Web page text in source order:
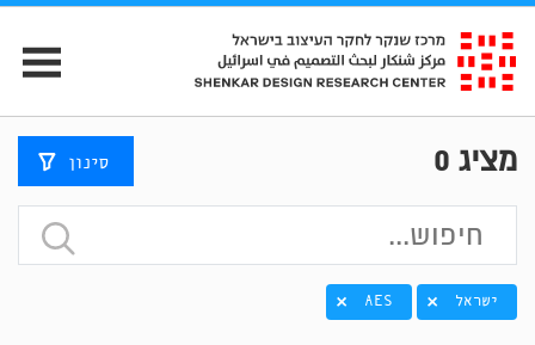
מציג 0 סינון
ישראל AES